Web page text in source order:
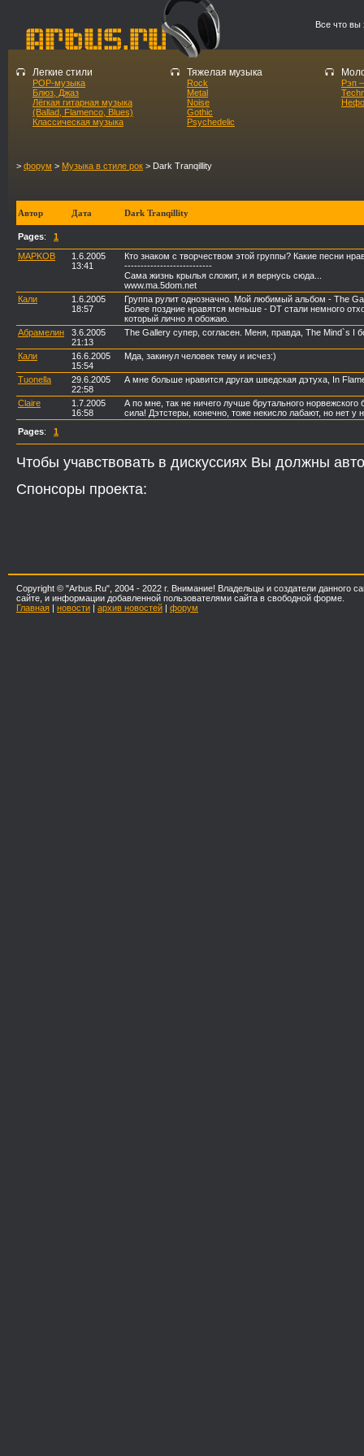
Все что вы
Легкие стили
POP-музыка
Блюз, Джаз
Лёгкая гитарная музыка
(Ballad, Flamenco, Blues)
Классическая музыка
Тяжелая музыка
Rock
Metal
Noise
Gothic
Psychedelic
Рэп
> форум > Музыка в стиле рок > Dark Tranqillity
Автор Дата Dark Tranqillity
Pages: 1
MAPKOB
1.6.2005
13:41
Кто знаком с творчеством этой группы? Какие песни
---------------------------
Сама жизнь крылья сложит, и я вернусь сюда...
www.ma.5dom.net
Кали
1.6.2005
18:57
Группа рулит однозначно. Мой любимый альбом - The
Более поздние нравятся меньше - DT стали немного
который лично я обожаю.
Абрамелин
3.6.2005
21:13
The Gallery супер, согласен. Меня, правда, The Mind`s I
Кали
16.6.2005
15:54
Мда, закинул человек тему и исчез:)
Tuonella
29.6.2005
22:58
А мне больше нравится другая шведская дэтуха, In
Claire
1.7.2005
16:58
А по мне, так не ничего лучше брутального
сила! Дэтстеры, конечно, тоже некисло лабают, но нет у
Pages: 1
Чтобы учавствовать в дискуссиях Вы должны
Спонсоры проекта:
Copyright © "Arbus.Ru", 2004 - 2022 г. Внимание! Владельцы и создатели данного
сайте, и информации добавленной пользователями сайта в свободной форме.
Главная | новости | архив новостей | форум